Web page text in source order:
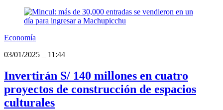
Economía
03/01/2025
11:44
Invertirán S/ 140 millones en cuatro
proyectos de construcción de espacios
culturales